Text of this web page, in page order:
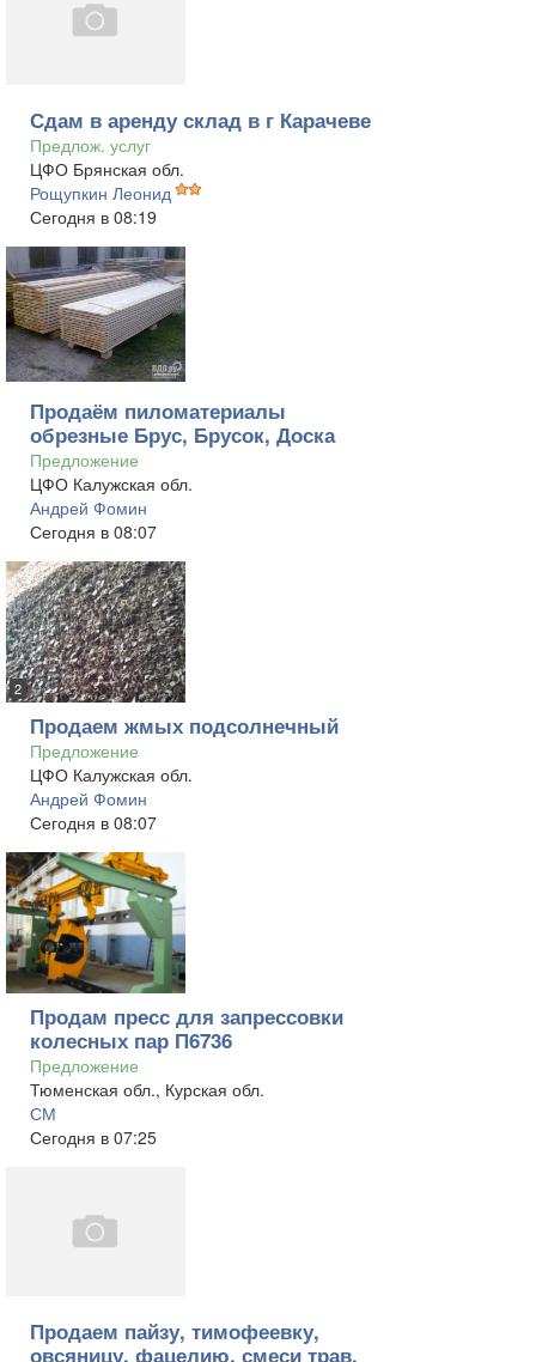
Сдам в аренду склад в г Карачеве
Предлож. услуг
ЦФО Брянская обл.
Рощупкин Леонид
Сегодня в 08:19
Продаём пиломатериалы
обрезные Брус, Брусок, Доска
Предложение
ЦФО Калужская обл.
Андрей Фомин
Сегодня в 08:07
2
Продаем жмых подсолнечный
Предложение
ЦФО Калужская обл.
Андрей Фомин
Сегодня в 08:07
Продам пресс для запрессовки
колесных пар П6736
Предложение
Тюменская обл., Курская обл.
СМ
Сегодня в 07:25
Продаем пайзу, тимофеевку,
овсяницу, фацелию, смеси трав,